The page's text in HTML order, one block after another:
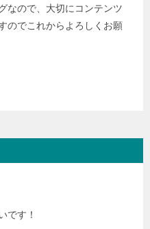
なので、大切にコンテンツ
のでこれからよろしくお願
です！